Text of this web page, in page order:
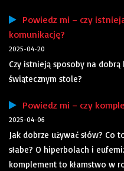
Powiedz mi – czy
komunikację?
2025-04-20
Czy istnieją sposoby na dobrą
świątecznym stole?
Powiedz mi – czy
2025-04-06
Jak dobrze używać słów? Co
słabe? O hiperbolach i
komplement to kłamstwo w